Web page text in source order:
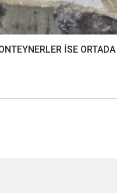
İSE ORTADA